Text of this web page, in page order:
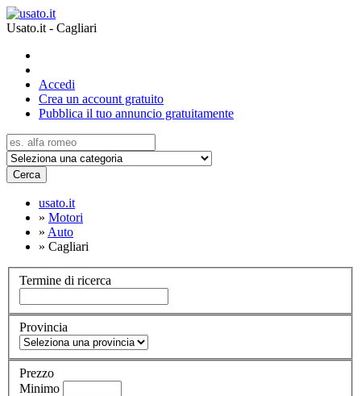
Usato.it - Cagliari
Accedi
Crea un account gratuito
Pubblica il tuo annuncio gratuitamente
Cerca
usato.it
» Motori
» Auto
» Cagliari
Termine di ricerca
Provincia
Prezzo
Minimo